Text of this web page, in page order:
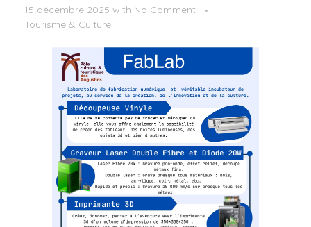
15 décembre 2025 with No Comment
Tourisme & Culture